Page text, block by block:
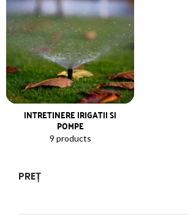
INTRETINERE IRIGATII SI
POMPE
9 products
PREȚ